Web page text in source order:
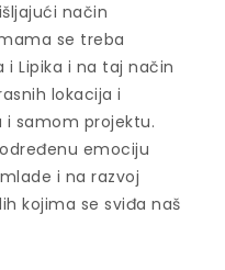
način
se treba
Lipika i na taj način
lokacija i
samom projektu.
emociju
i na razvoj
kojima se sviđa naš